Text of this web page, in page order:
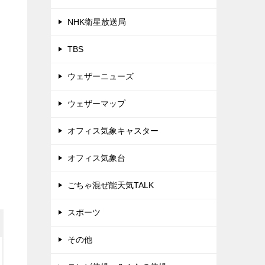
NHK衛星放送局
TBS
ウェザーニューズ
ウェザーマップ
オフィス気象キャスター
オフィス気象台
ごちゃ混ぜ能天気TALK
スポーツ
その他